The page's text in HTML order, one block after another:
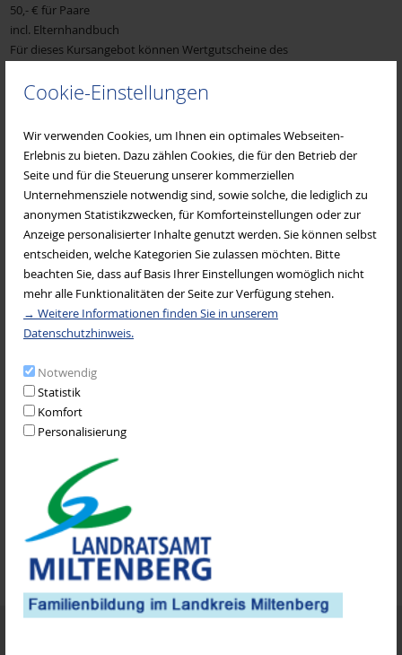
Cookie-Einstellungen
Wir verwenden Cookies, um Ihnen ein optimales Webseiten-
Erlebnis zu bieten. Dazu zählen Cookies, die für den Betrieb der
Seite und für die Steuerung unserer kommerziellen
Unternehmensziele notwendig sind, sowie solche, die lediglich zu
anonymen Statistikzwecken, für Komforteinstellungen oder zur
Anzeige personalisierter Inhalte genutzt werden. Sie können selbst
entscheiden, welche Kategorien Sie zulassen möchten. Bitte
beachten Sie, dass auf Basis Ihrer Einstellungen womöglich nicht
mehr alle Funktionalitäten der Seite zur Verfügung stehen.
→ Weitere Informationen finden Sie in unserem
Datenschutzhinweis.
Notwendig
Statistik
Komfort
Personalisierung
50,- € für Paare
incl. Elternhandbuch
Für dieses Kursangebot können Wertgutscheine des
eingesetzt werden (Ein Gutschein pro Teilnehmer/-in).
Kindergarten Maria Hilf Miltenberg in Kooperation mit Ehe- und
Familienseelsorge Dekanat Miltenberg
Anmeldung:
Ehe- und Familienseelsorge Miltenberg
Bürgstädter Str. 8
63897 Miltenberg
Tel: 09371 - 978739
familienseelsorge.mil@bistum-wuerzburg.de
Kess-erziehen: Mehr Freude. Weniger Stress. Elternkurs für Väter
und Mütter von Kindern zwischen 3 - 11 Jahren